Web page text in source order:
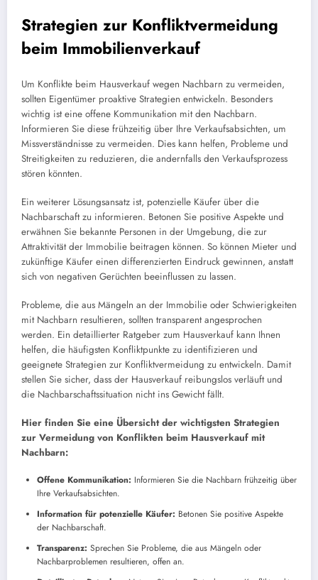
Strategien zur Konfliktvermeidung
beim Immobilienverkauf
Um Konflikte beim Hausverkauf wegen Nachbarn zu vermeiden,
sollten Eigentümer proaktive Strategien entwickeln. Besonders
wichtig ist eine offene Kommunikation mit den Nachbarn.
Informieren Sie diese frühzeitig über Ihre Verkaufsabsichten, um
Missverständnisse zu vermeiden. Dies kann helfen, Probleme und
Streitigkeiten zu reduzieren, die andernfalls den Verkaufsprozess
stören könnten.
Ein weiterer Lösungsansatz ist, potenzielle Käufer über die
Nachbarschaft zu informieren. Betonen Sie positive Aspekte und
erwähnen Sie bekannte Personen in der Umgebung, die zur
Attraktivität der Immobilie beitragen können. So können Mieter und
zukünftige Käufer einen differenzierten Eindruck gewinnen, anstatt
sich von negativen Gerüchten beeinflussen zu lassen.
Probleme, die aus Mängeln an der Immobilie oder Schwierigkeiten
mit Nachbarn resultieren, sollten transparent angesprochen
werden. Ein detaillierter Ratgeber zum Hausverkauf kann Ihnen
helfen, die häufigsten Konfliktpunkte zu identifizieren und
geeignete Strategien zur Konfliktvermeidung zu entwickeln. Damit
stellen Sie sicher, dass der Hausverkauf reibungslos verläuft und
die Nachbarschaftssituation nicht ins Gewicht fällt.
Hier finden Sie eine Übersicht der wichtigsten Strategien
zur Vermeidung von Konflikten beim Hausverkauf mit
Nachbarn:
Offene Kommunikation: Informieren Sie die Nachbarn frühzeitig über
Ihre Verkaufsabsichten.
Information für potenzielle Käufer: Betonen Sie positive Aspekte
der Nachbarschaft.
Transparenz: Sprechen Sie Probleme, die aus Mängeln oder
Nachbarproblemen resultieren, offen an.